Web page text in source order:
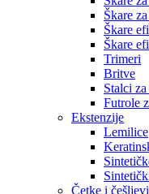
Škare
Škare
Škare
Trimeri
Britve
Stalci
Futrole
Ekstenzije
Lemilice
Četke i češljevi